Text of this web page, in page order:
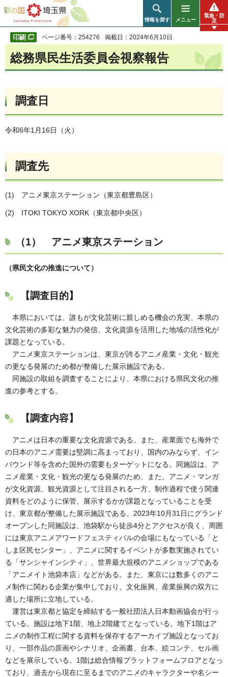
彩の国 埼玉県
情報を探す メニュー
緊急・防
災
ページ番号：254276 掲載日：2024年6月10日
総務県民生活委員会視察報告
調査日
令和6年1月16日（火）
調査先
(1) アニメ東京ステーション（東京都豊島区）
(2) ITOKI TOKYO XORK（東京都中央区）
（1） アニメ東京ステーション
（県民文化の推進について）
【調査目的】
本県においては、誰もが文化芸術に親しめる機会の充実、本県の
文化芸術の多彩な魅力の発信、文化資源を活用した地域の活性化が
課題となっている。
アニメ東京ステーションは、東京が誇るアニメ産業・文化・観光
の更なる発展のため都が整備した展示施設である。
同施設の取組を調査することにより、本県における県民文化の推
進の参考とする。
【調査内容】
アニメは日本の重要な文化資源である。また、産業面でも海外で
の日本のアニメ需要は堅調に高まっており、国内のみならず、イン
バウンド等を含めた国外の需要もターゲットになる。同施設は、ア
ニメ産業・文化・観光の更なる発展のため、また、アニメ・マンガ
が文化資源、観光資源として注目される一方、制作過程で使う関連
資料をどのように保管、展示するかが課題となっていることを受
け、東京都が整備した展示施設である。2023年10月31日にグランド
オープンした同施設は、池袋駅から徒歩4分とアクセスが良く、周囲
には東京アニメアワードフェスティバルの会場にもなっている「と
しま区民センター」、アニメに関するイベントが多数実施されてい
る「サンシャインシティ」、世界最大規模のアニメショップである
「アニメイト池袋本店」などがある。また、東京には数多くのアニ
メ制作に関わる企業が集中しており、文化振興、産業振興の双方に
適した場所に立地している。
運営は東京都と協定を締結する一般社団法人日本動画協会が行っ
ている。施設は地下1階、地上2階建てとなっている。地下1階はア
ニメの制作工程に関する資料を保存するアーカイブ施設となってお
り、一部作品の原画やシナリオ、企画書、台本、絵コンテ、セル画
などを展示している。1階は総合情報プラットフォームフロアとなっ
ており、過去から現在に至るまでのアニメのキャラクターや名シー